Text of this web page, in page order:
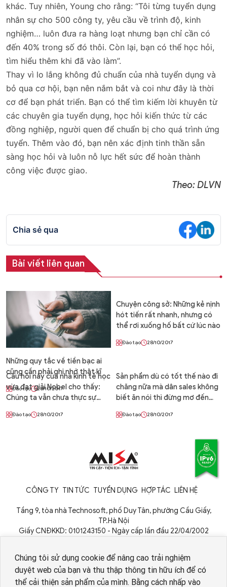
Chúng tôi sử dụng cookie để nâng cao trải nghiệm
duyệt web của bạn và thu thập thông tin hữu ích để có
thể cải thiện sản phẩm của mình. Bằng cách nhấp vào
khác. Tuy nhiên, Young cho rằng: “Tôi từng tuyển dụng
nhân sự cho 500 công ty, yêu cầu về trình độ, kinh
nghiệm… luôn đưa ra hàng loạt nhưng bạn chỉ cần có
đến 40% trong số đó thôi. Còn lại, bạn có thể học hỏi,
tìm hiểu thêm khi đã vào làm”.
Thay vì lo lắng không đủ chuẩn của nhà tuyển dụng và
bỏ qua cơ hội, bạn nên nắm bắt và coi như đây là thời
cơ để bạn phát triển. Bạn có thể tìm kiếm lời khuyên từ
các chuyên gia tuyển dụng, học hỏi kiến thức từ các
đồng nghiệp, người quen để chuẩn bị cho quá trình ứng
tuyển. Thêm vào đó, bạn nên xác định tinh thần sẵn
sàng học hỏi và luôn nỗ lực hết sức để hoàn thành
công việc được giao.
Theo: DLVN
Chia sẻ qua
Bài viết liên quan
Những quy tắc về tiền bạc ai
cũng cần phải ghi nhớ thật kĩ
Đào tạo 28/10/2017
Chuyện công sở: Những kẻ nịnh
hót tiến rất nhanh, nhưng có
thể rơi xuống hố bất cứ lúc nào
Đào tạo 28/10/2017
Câu hỏi này của nhà kinh tế học
vừa đạt giải Nobel cho thấy:
Chúng ta vẫn chưa thực sự
Đào tạo 28/10/2017
Sản phẩm dù có tốt thế nào đi
chăng nữa mà dân sales không
biết ăn nói thì đừng mơ đến
Đào tạo 28/10/2017
CÔNG TY TIN TỨC TUYỂN DỤNG HỢP TÁC LIÊN HỆ
Tầng 9, tòa nhà Technosoft, phố Duy Tân, phường Cầu Giấy,
TP.Hà Nội
Giấy CNĐKKD: 0101243150 - Ngày cấp lần đầu 22/04/2002